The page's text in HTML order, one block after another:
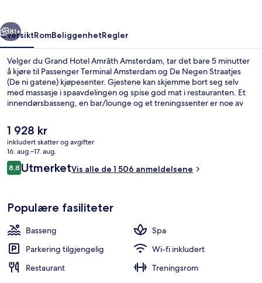
Neste
81+
OversiktRomBeliggenhetRegler
Velger du Grand Hotel Amrâth Amsterdam, tar det bare 5 minutter
å kjøre til Passenger Terminal Amsterdam og De Negen Straatjes
(De ni gatene) kjøpesenter. Gjestene kan skjemme bort seg selv
med massasje i spaavdelingen og spise god mat i restauranten. Et
innendørsbasseng, en bar/lounge og et treningssenter er noe av
stil. Den vennlige betjeningen og beliggenheten får mye skryt fra
andre reisende. Det er ikke langt å gå til kollektivtransport fra
overnattingsstedet: Det tar 4 minutter å gå til Amsterdam
sentralstasjon og 6 minutter å gå til Nieuwmarkt stasjon.
Den
nåværende
prisen
er
1 928 kr
1 928 kr
inkludert skatter og avgifter
16. aug.–17. aug.
Anmeldelser
8,88,8 av 10 –
UtmerketVis alle de 1 506 anmeldelsene
Populære fasiliteter
Basseng
Spa
Parkering tilgjengelig
Wi-fi inkludert
Restaurant
Treningsrom